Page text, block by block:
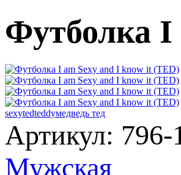
Футболка I
sexytedteddyмедведь тед
Артикул:
Мужская